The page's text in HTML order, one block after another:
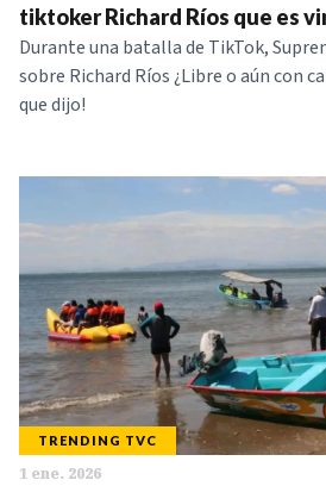
tiktoker Richard Ríos que es
Durante una batalla de TikTok,
sobre Richard Ríos ¿Libre o aún con
que dijo!
TRENDING TVC
1 ene. 2026